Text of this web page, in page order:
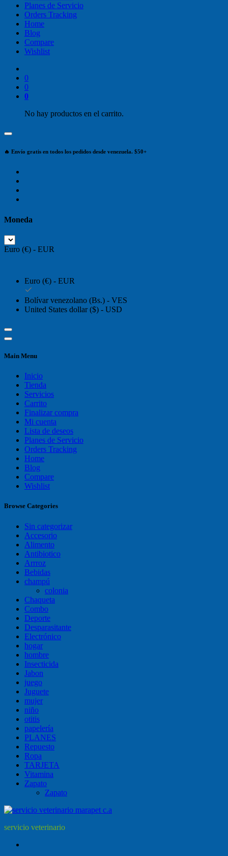
Planes de Servicio
Orders Tracking
Home
Blog
Compare
Wishlist
0
0
0
No hay productos en el carrito.
🔥 Envío gratis en todos los pedidos desde venezuela. $50+
Moneda
Euro (€) - EUR
Euro (€) - EUR
Bolívar venezolano (Bs.) - VES
United States dollar ($) - USD
Main Menu
Inicio
Tienda
Servicios
Carrito
Finalizar compra
Mi cuenta
Lista de deseos
Planes de Servicio
Orders Tracking
Home
Blog
Compare
Wishlist
Browse Categories
Sin categorizar
Accesorio
Alimento
Antibiotico
Arrroz
Bebidas
champú
colonia
Chaqueta
Combo
Deporte
Desparasitante
Electrónico
hogar
hombre
Insecticida
Jabon
juego
Juguete
mujer
niño
otitis
papelería
PLANES
Repuesto
Ropa
TARJETA
Vitamina
Zapato
Zapato
servicio veterinario